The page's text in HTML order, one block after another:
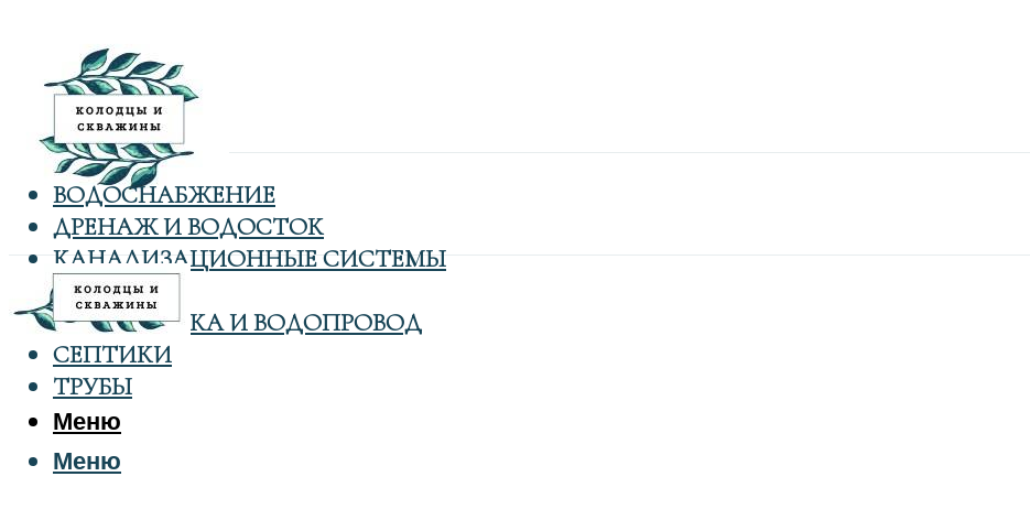
ВОДОСНАБЖЕНИЕ
ДРЕНАЖ И ВОДОСТОК
КАНАЛИЗАЦИОННЫЕ СИСТЕМЫ
КОЛОДЦЫ
САНТЕХНИКА И ВОДОПРОВОД
СЕПТИКИ
ТРУБЫ
Меню
Меню